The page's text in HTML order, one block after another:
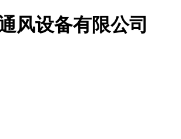
风设备有限公司